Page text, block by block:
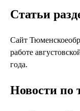
Статьи
Сайт
работе
года.
Новости по